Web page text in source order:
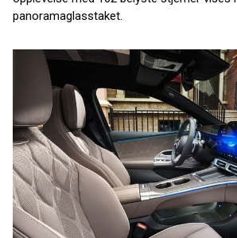
panoramaglasstaket.